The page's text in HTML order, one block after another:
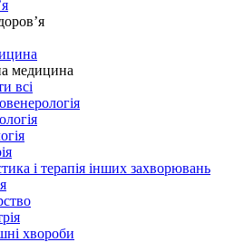
медицина
всі
і терапія інших захворювань
хвороби